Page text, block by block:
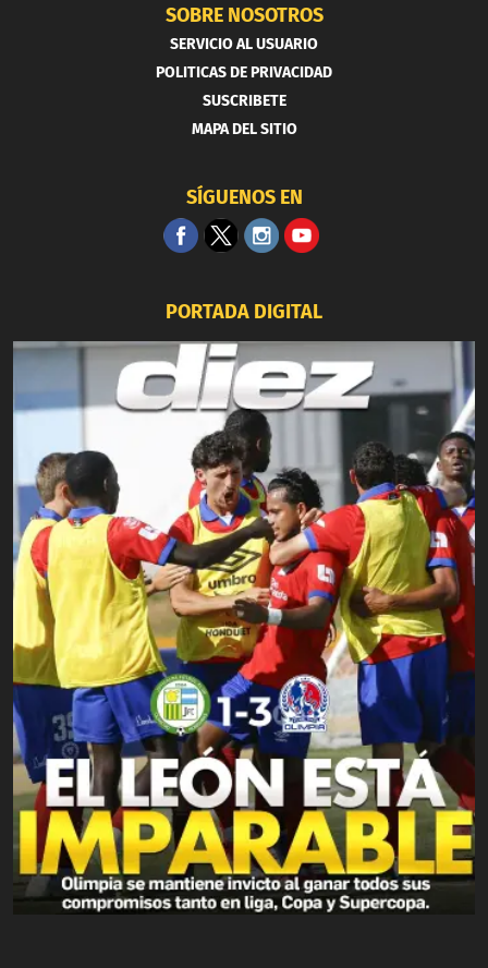
SOBRE NOSOTROS
SERVICIO AL USUARIO
POLITICAS DE PRIVACIDAD
SUSCRIBETE
MAPA DEL SITIO
SÍGUENOS EN
PORTADA DIGITAL